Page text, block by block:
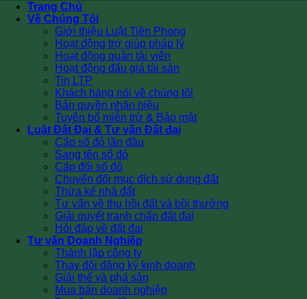
Trang Chủ
Về Chúng Tôi
Giới thiệu Luật Tiền Phong
Hoạt động trợ giúp pháp lý
Hoạt động quản tài viên
Hoạt động đấu giá tài sản
Tin LTP
Khách hàng nói về chúng tôi
Bản quyền nhãn hiệu
Tuyên bố miễn trừ & Bảo mật
Luật Đất Đai & Tư vấn Đất đai
Cấp sổ đỏ lần đầu
Sang tên sổ đỏ
Cấp đổi sổ đỏ
Chuyển đổi mục đích sử dụng đất
Thừa kế nhà đất
Tư vấn về thu hồi đất và bồi thường
Giải quyết tranh chấp đất đai
Hỏi đáp về đất đai
Tư vấn Doanh Nghiệp
Thành lập công ty
Thay đổi đăng ký kinh doanh
Giải thể và phá sản
Mua bán doanh nghiệp